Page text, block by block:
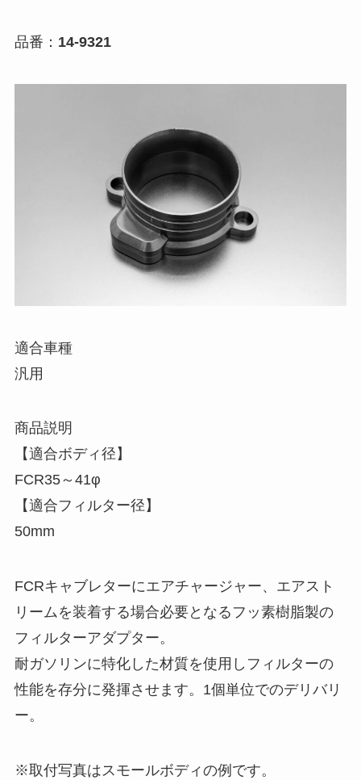
品番： 14-9321
適合車種
汎用
商品説明
【適合ボディ径】
FCR35～41φ
【適合フィルター径】
50mm
FCRキャブレターにエアチャージャー、エアスト
リームを装着する場合必要となるフッ素樹脂製の
フィルターアダプター。
耐ガソリンに特化した材質を使用しフィルターの
性能を存分に発揮させます。1個単位でのデリバリ
ー。
※取付写真はスモールボディの例です。